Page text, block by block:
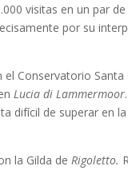
visitas en un par
por su
Conservatorio
Lucia di Lammermoor
difícil de superar en
la Gilda de Rigoletto.